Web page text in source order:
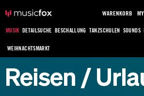
MUSIK DETAILSUCHE BESCHALLUNG TANZSCHULEN SOUNDS
WEIHNACHTSMARKT
WARENKORB
Reisen /